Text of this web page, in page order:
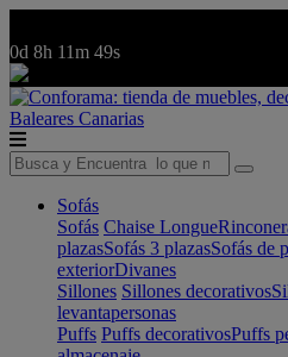
0d 8h 11m 49s
Baleares Canarias
Sofás
Sofás Chaise Longue
plazasSofás 3 plazasSofás de
exteriorDivanes
Sillones Sillones decorativos
levantapersonas
Puffs Puffs decorativosPuffs